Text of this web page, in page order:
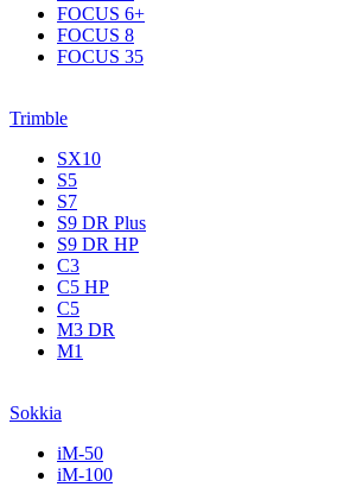
FOCUS 6+
FOCUS 8
FOCUS 35
Trimble
SX10
S5
S7
S9 DR Plus
S9 DR HP
C3
С5 НР
C5
M3 DR
M1
Sokkia
iM-50
iM-100